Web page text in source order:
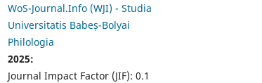
WoS-Journal.Info (WJI) - Studia
Universitatis Babeș-Bolyai
Philologia
2025:
Journal Impact Factor (JIF): 0.1